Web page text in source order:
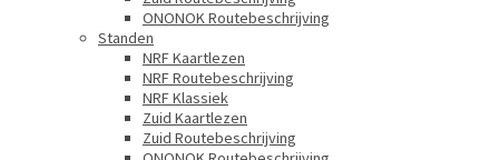
ONONOK Routebeschrijving
Standen
NRF Kaartlezen
NRF Routebeschrijving
NRF Klassiek
Zuid Kaartlezen
Zuid Routebeschrijving